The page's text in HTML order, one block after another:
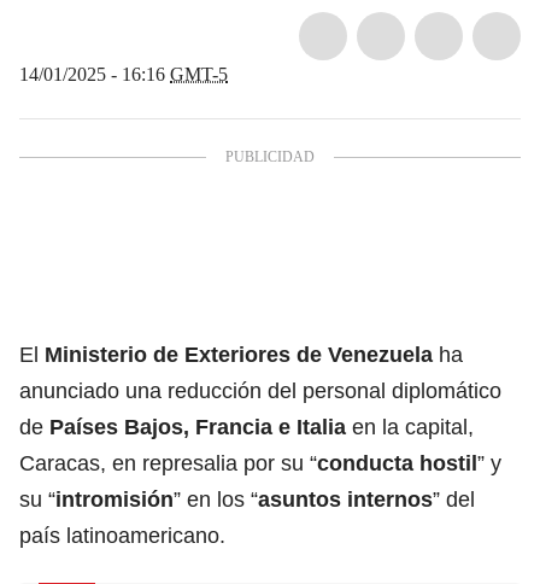
14/01/2025 - 16:16 GMT-5
El Ministerio de Exteriores de Venezuela ha
anunciado una reducción del personal diplomático
de Países Bajos, Francia e Italia en la capital,
Caracas, en represalia por su “conducta hostil” y
su “intromisión” en los “asuntos internos” del
país latinoamericano.